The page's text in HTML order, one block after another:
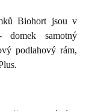
Biohort jsou v
samotný
podlahový rám,